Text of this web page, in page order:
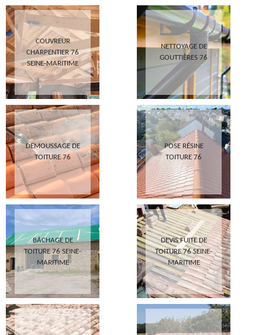
COUVREUR
CHARPENTIER 76
SEINE-MARITIME
NETTOYAGE DE
GOUTTIÈRES 76
DEMOUSSAGE DE
TOITURE 76
POSE RÉSINE
TOITURE 76
BÂCHAGE DE
TOITURE 76 SEINE-
MARITIME
DEVIS FUITE DE
TOITURE 76 SEINE-
MARITIME